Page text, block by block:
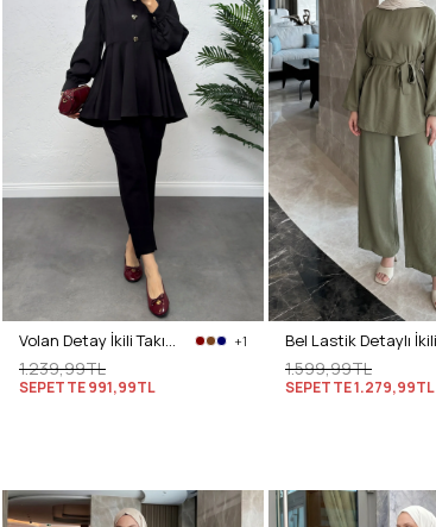
Volan Detay İkili Takım 0071 - SİYAH +1
1.239,99TL
SEPETTE991,99TL
1.599,99TL
SEPETTE1.279,99TL